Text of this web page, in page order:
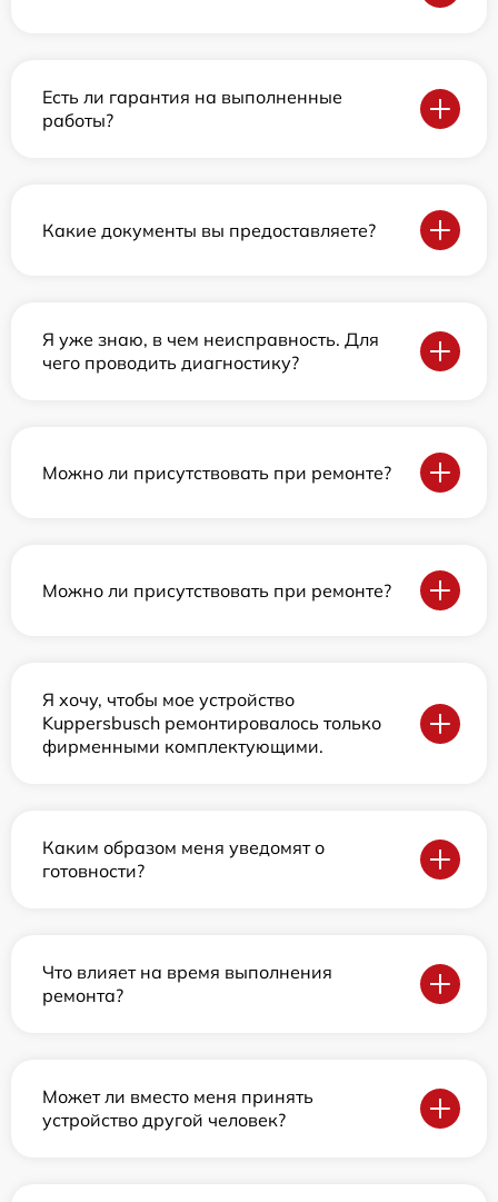
Есть ли гарантия на выполненные
работы?
Какие документы вы предоставляете?
Я уже знаю, в чем неисправность. Для
чего проводить диагностику?
Можно ли присутствовать при ремонте?
Можно ли присутствовать при ремонте?
Я хочу, чтобы мое устройство
Kuppersbusch ремонтировалось только
фирменными комплектующими.
Каким образом меня уведомят о
готовности?
Что влияет на время выполнения
ремонта?
Может ли вместо меня принять
устройство другой человек?